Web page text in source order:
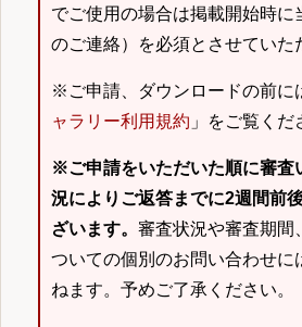
でご使用の場合は掲載開始時に
のご連絡）を必須とさせていた
※ご申請、ダウンロードの前に
ャラリー利用規約 」をご覧くだ
※ご申請をいただいた順に審査
況によりご返答までに2週間前
ざいます。 審査状況や審査期間
ついての個別のお問い合わせに
ねます。予めご了承ください。